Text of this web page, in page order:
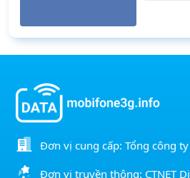
Đơn vị cung cấp: Tổng công
Đơn vị truyền thông: CTNET